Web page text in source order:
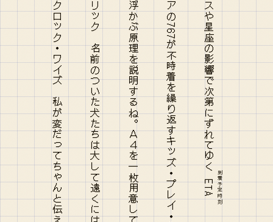
荒天やキスや星座の影響で次第にずれてゆく
ETA到着予定時刻
ミニチュアの767が不時着を繰り返すキッズ・プレイ・ルームで
飛行機が浮かぶ原理を説明するね。Ａ４を一枚用意して。